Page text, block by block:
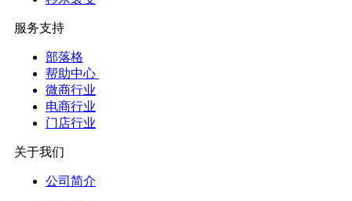
服务支持
部落格
帮助中心
微商行业
电商行业
门店行业
关于我们
公司简介